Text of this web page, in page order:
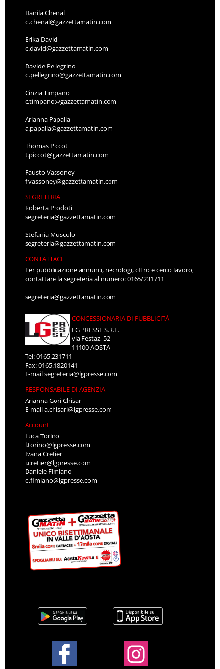
Danila Chenal
d.chenal@gazzettamatin.com
Erika David
e.david@gazzettamatin.com
Davide Pellegrino
d.pellegrino@gazzettamatin.com
Cinzia Timpano
c.timpano@gazzettamatin.com
Arianna Papalia
a.papalia@gazzettamatin.com
Thomas Piccot
t.piccot@gazzettamatin.com
Fausto Vassoney
f.vassoney@gazzettamatin.com
SEGRETERIA
Roberta Prodoti
segreteria@gazzettamatin.com
Stefania Muscolo
segreteria@gazzettamatin.com
CONTATTACI
Per pubblicazione annunci, necrologi, offro e cerco lavoro,
contattare la segreteria al numero: 0165/231711
segreteria@gazzettamatin.com
CONCESSIONARIA DI PUBBLICITÀ
LG PRESSE S.R.L.
via Festaz, 52
11100 AOSTA
Tel: 0165.231711
Fax: 0165.1820141
E-mailsegreteria@lgpresse.com
RESPONSABILE DI AGENZIA
Arianna Gori Chisari
E-maila.chisari@lgpresse.com
Account
Luca Torino
l.torino@lgpresse.com
Ivana Cretier
i.cretier@lgpresse.com
Daniele Fimiano
d.fimiano@lgpresse.com